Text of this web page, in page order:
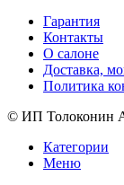
Гарантия
Контакты
О салоне
Доставка,
Политика
© ИП Толоконин
Категории
Меню